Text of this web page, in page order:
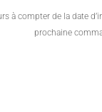
à compter de la date
prochaine